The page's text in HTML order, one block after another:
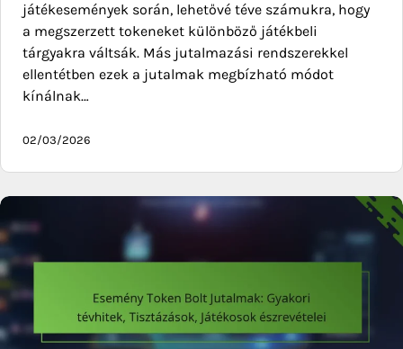
játékesemények során, lehetővé téve számukra, hogy
a megszerzett tokeneket különböző játékbeli
tárgyakra váltsák. Más jutalmazási rendszerekkel
ellentétben ezek a jutalmak megbízható módot
kínálnak…
02/03/2026